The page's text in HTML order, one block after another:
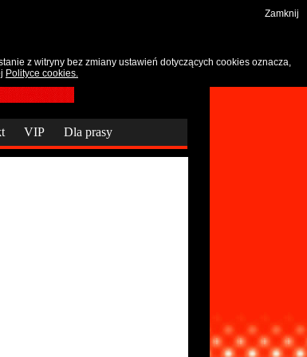
VIP Dla prasy
Zamknij
z witryny bez zmiany ustawień dotyczących cookies oznacza,
Polityce cookies.